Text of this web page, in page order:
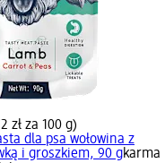
zł za 100 g)
dla psa wołowina z
i groszkiem, 90 gkarma